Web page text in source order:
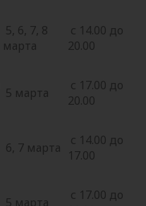
5, 6, 7, 8
марта
с 14.00 до
20.00
5 марта
с 17.00 до
20.00
6, 7 марта
с 14.00 до
17.00
5 марта
с 17.00 до